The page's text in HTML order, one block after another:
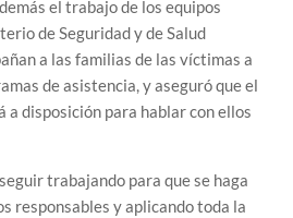
el trabajo de los equipos
de Seguridad y de Salud
a las familias de las víctimas a
de asistencia, y aseguró que el
a disposición para hablar con ellos
trabajando para que se haga
responsables y aplicando toda la